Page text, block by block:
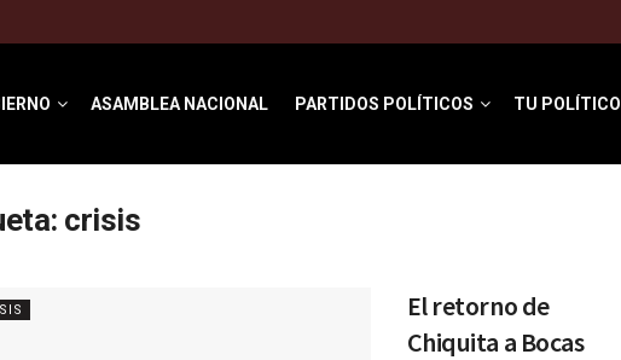
ASAMBLEA NACIONAL PARTIDOS POLÍTICOS TU POLÍTICO
crisis
El retorno de
Chiquita a Bocas